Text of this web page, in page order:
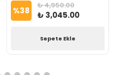
%38 ₺ 4,950.00
₺ 3,045.00
Sepete Ekle